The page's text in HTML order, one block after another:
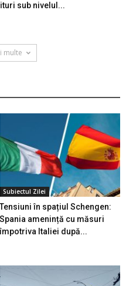
sub nivelul...
multe
Subiectul Zilei
Tensiuni în spațiul Schengen:
Spania amenință cu măsuri
Italiei după...